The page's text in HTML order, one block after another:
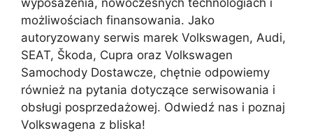
wyposażenia, nowoczesnych technologiach i
możliwościach finansowania. Jako
autoryzowany serwis marek Volkswagen, Audi,
SEAT, Škoda, Cupra oraz Volkswagen
Samochody Dostawcze, chętnie odpowiemy
również na pytania dotyczące serwisowania i
obsługi posprzedażowej. Odwiedź nas i poznaj
Volkswagena z bliska!